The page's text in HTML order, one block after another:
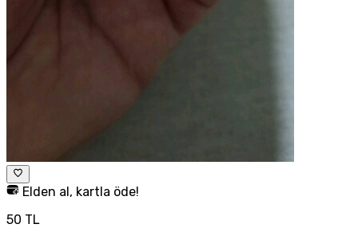
Elden al, kartla öde!
50 TL